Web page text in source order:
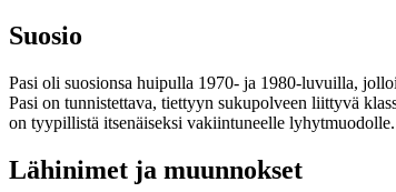
Suosio
Pasi oli suosionsa huipulla 1970- ja 1980-luvuilla,
Pasi on tunnistettava, tiettyyn sukupolveen liittyvä
on tyypillistä itsenäiseksi vakiintuneelle lyhytmuodolle.
Lähinimet ja muunnokset